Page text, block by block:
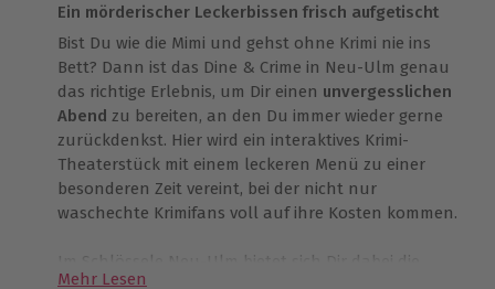
Ein mörderischer Leckerbissen frisch aufgetischt
Bist Du wie die Mimi und gehst ohne Krimi nie ins
Bett? Dann ist das Dine & Crime in Neu-Ulm genau
das richtige Erlebnis, um Dir einen unvergesslichen
Abend zu bereiten, an den Du immer wieder gerne
zurückdenkst. Hier wird ein interaktives Krimi-
Theaterstück mit einem leckeren Menü zu einer
besonderen Zeit vereint, bei der nicht nur
waschechte Krimifans voll auf ihre Kosten kommen.
Im Schlössele Neu-Ulm bietet sich Dir dabei die
Mehr Lesen